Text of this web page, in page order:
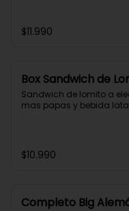
$11.990
Box Sandwich de
Sandwich de lomito a
mas papas y bebida lata
$10.990
Completo Big